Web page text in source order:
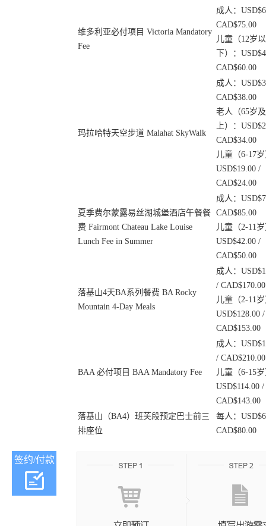
维多利亚必付项目 Victoria Mandatory
Fee
成人：
CAD$75.00
儿童（12岁以
下）：
CAD$60.00
玛拉哈特天空步道 Malahat SkyWalk
成人：
CAD$38.00
老人（65岁
上）：
CAD$34.00
儿童（6-17
USD$19.00 /
CAD$24.00
夏季费尔蒙露易丝湖城堡酒店午餐餐
费 Fairmont Chateau Lake Louise
Lunch Fee in Summer
成人：
CAD$85.00
儿童（2-11
USD$42.00 /
CAD$50.00
落基山4天BA系列餐费 BA Rocky
Mountain 4-Day Meals
成人：
/ CAD$170.00
儿童（2-11
USD$128.00 /
CAD$153.00
BAA 必付项目 BAA Mandatory Fee
成人：
/ CAD$210.00
儿童（6-15
USD$114.00 /
CAD$143.00
落基山（BA4）班芙段预定巴士前三
排座位
每人：
CAD$80.00
签约/付款